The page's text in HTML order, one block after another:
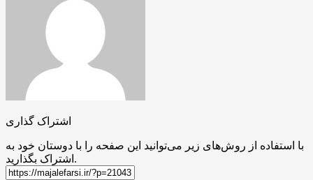
اشتراک گذاری
با استفاده از روش‌های زیر می‌توانید این صفحه را با دوستان خود به
اشتراک بگذارید.